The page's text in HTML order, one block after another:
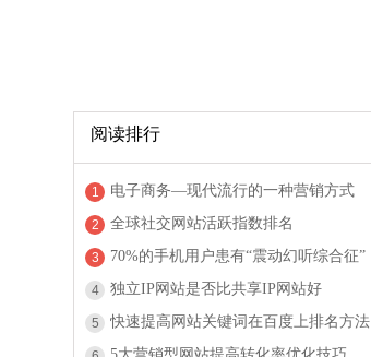
阅读排行
1 电子商务—现代流行的一种营销方式
2 全球社交网站活跃指数排名
3 70%的手机用户患有“震动幻听综合征”
4 独立IP网站是否比共享IP网站好
5 快速提高网站关键词在百度上排名方法